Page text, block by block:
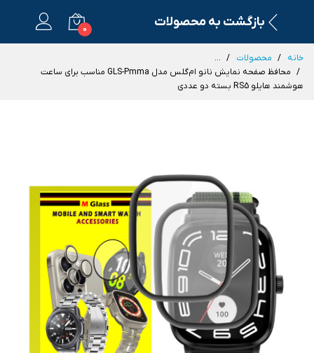
بازگشت به محصولات 0
خانه محصولات
...
محافظ صفحه نمایش نانو ام‌گلس مدل GLS-Pmma مناسب برای ساعت
هوشمند هایلو RS5 بسته دو عددی